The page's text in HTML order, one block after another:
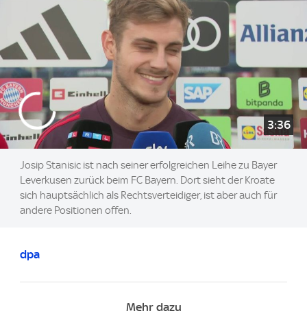
3:36
Josip Stanisic ist nach seiner erfolgreichen Leihe zu Bayer
Leverkusen zurück beim FC Bayern. Dort sieht der Kroate
sich hauptsächlich als Rechtsverteidiger, ist aber auch für
andere Positionen offen.
dpa
Mehr dazu